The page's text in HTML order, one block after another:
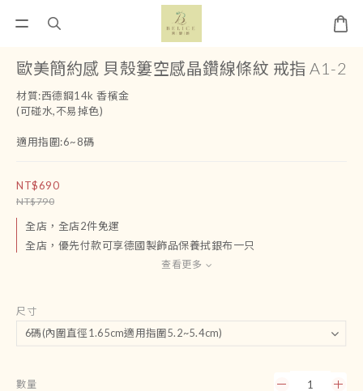
歐美簡約感 貝殼簍空感晶鑽線條紋 戒指 A1-2
材質:西德鋼14k 香檳金
(可碰水,不易掉色)
適用指圍:6~8碼
NT$690
NT$790
全店，全店2件免運
全店，優先付款可享德國製飾品保養拭銀布一只
查看更多
尺寸
數量